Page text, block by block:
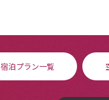
宿泊プラン一覧